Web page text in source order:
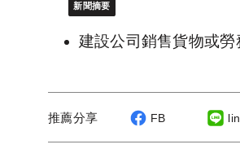
新聞摘要
建設公司銷售貨物或
推薦分享 FB